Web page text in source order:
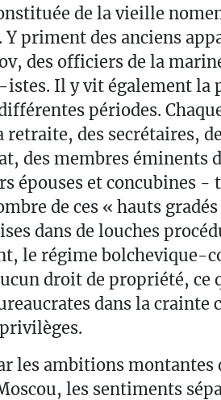
de la vieille
priment des anciens
des officiers de la
istes. Il y vit également la
périodes.
retraite, des secrétaires,
des membres éminents
épouses et concubines -
de ces « hauts
dans de louches
le régime bolchevique-
droit de propriété, ce
dans la crainte
les ambitions montantes
les sentiments